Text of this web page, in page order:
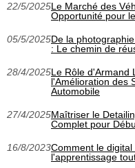
22/5/2025Le Marché des
Opportunité pour
05/5/2025De la
: Le chemin de
28/4/2025Le Rôle d'Armand
l'Amélioration des
Automobile
27/4/2025Maîtriser le
Complet pour
16/8/2023Comment le
l'apprentissage